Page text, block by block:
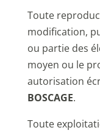
Toute
modification,
ou partie des
moyen ou le
autorisation
BOSCAGE.
Toute